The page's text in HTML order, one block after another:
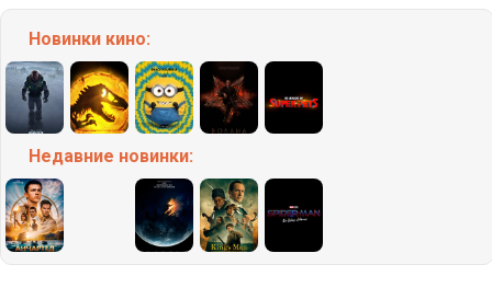
Новинки кино:
Недавние новинки: